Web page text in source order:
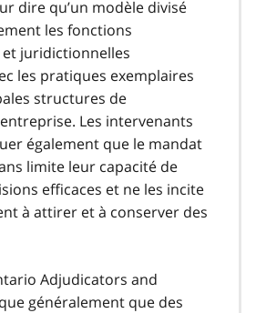
dire qu’un modèle divisé
les fonctions
juridictionnelles
les pratiques exemplaires
structures de
Les intervenants
également que le mandat
limite leur capacité de
efficaces et ne les incite
à attirer et à conserver des
Adjudicators and
généralement que des